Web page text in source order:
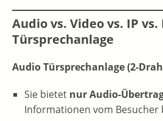
Audio vs. Video vs. IP vs.
Türsprechanlage
Audio Türsprechanlage (2-
Sie bietet nur Audio-
Informationen vom Besucher